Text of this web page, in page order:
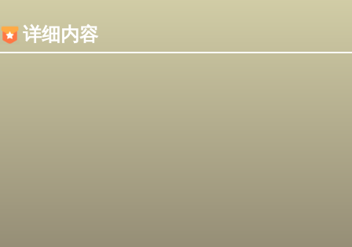
详细内容